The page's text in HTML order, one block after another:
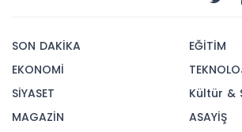
SON DAKİKA
EKONOMİ
SİYASET
MAGAZİN
EĞİTİM
Kültür &
ASAYİŞ